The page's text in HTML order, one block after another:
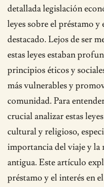
detallada legislación
leyes sobre el préstamo
destacado. Lejos de ser
estas leyes estaban
principios éticos y
más vulnerables y
comunidad. Para
crucial analizar estas
cultural y religioso,
importancia del viaje y la
antigua. Este artículo
préstamo y el interés en